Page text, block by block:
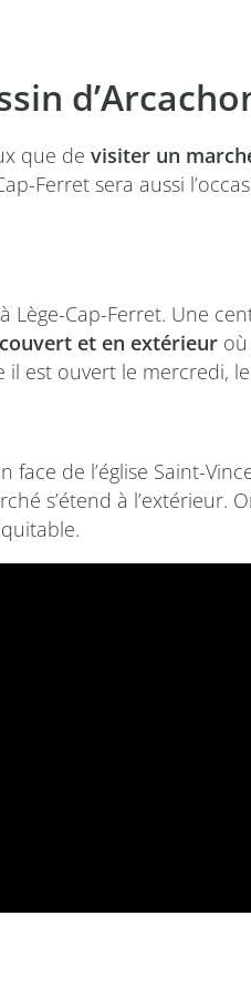
que de visiter un
Ferret sera aussi
Cap-Ferret. Une
et en extérieur
il est ouvert le mercredi,
face de l’église Saint-
s’étend à